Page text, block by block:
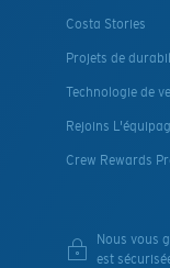
Costa Stories
Projets de
Technologie de
Rejoins
Crew Rewards
Nous vous
est